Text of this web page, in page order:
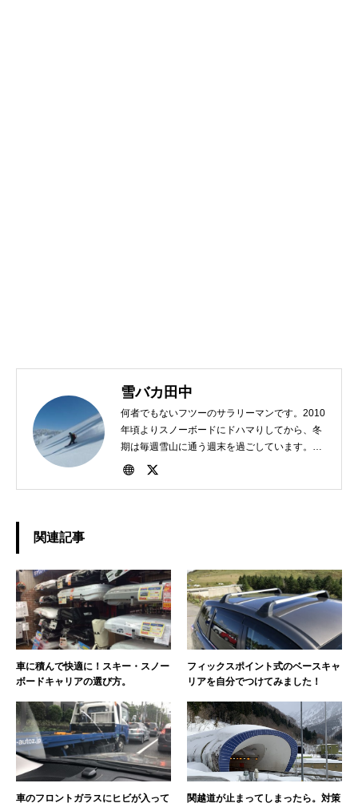
雪バカ田中
何者でもないフツーのサラリーマンです。2010
年頃よりスノーボードにドハマりしてから、冬
期は毎週雪山に通う週末を過ごしています。
1982年、東京生まれ。好きな食べ物は担々麺。
関連記事
車に積んで快適に！スキー・スノー
ボードキャリアの選び方。
フィックスポイント式のベースキャ
リアを自分でつけてみました！
車のフロントガラスにヒビが入って
関越道が止まってしまったら。対策